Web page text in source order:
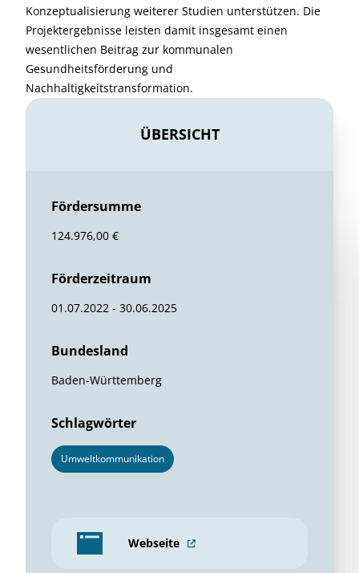
Konzeptualisierung weiterer Studien unterstützen. Die
Projektergebnisse leisten damit insgesamt einen
wesentlichen Beitrag zur kommunalen
Gesundheitsförderung und
Nachhaltigkeitstransformation.
ÜBERSICHT
Fördersumme
124.976,00 €
Förderzeitraum
01.07.2022 - 30.06.2025
Bundesland
Baden-Württemberg
Schlagwörter
Umweltkommunikation
Webseite